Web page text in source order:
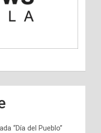
“Día del Pueblo”